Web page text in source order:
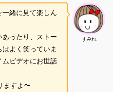
すみれ
緒に見て楽しん
ったり、ストー
よく笑っていま
ムビデオにお世話
ますよ〜